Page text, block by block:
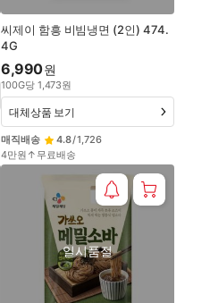
씨제이 함흥 비빔냉면 (2인) 474.
4G
6,990원
100G당 1,473원
매직배송 4.8/1,726
4만원↑무료배송
대체상품 보기
일시품절